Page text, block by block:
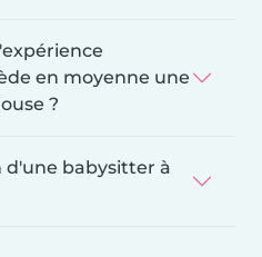
en moyenne une
?
d'une babysitter à